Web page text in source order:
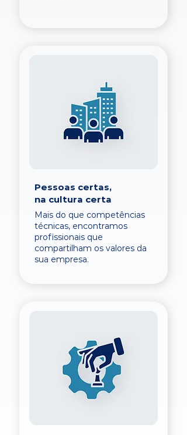
Pessoas certas,
na cultura certa
Mais do que competências
técnicas, encontramos
profissionais que
compartilham os valores da
sua empresa.